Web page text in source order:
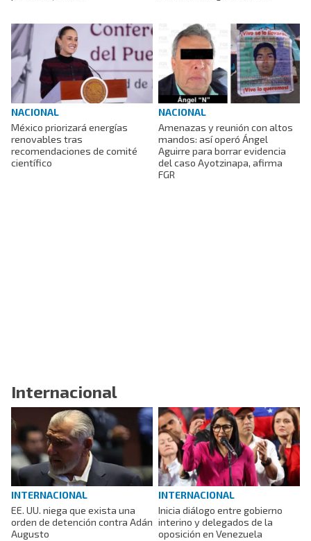
NACIONAL
México priorizará energías
renovables tras
recomendaciones de comité
científico
NACIONAL
Amenazas y reunión con altos
mandos: así operó Ángel
Aguirre para borrar evidencia
del caso Ayotzinapa, afirma
FGR
Internacional
INTERNACIONAL
EE. UU. niega que exista una
orden de detención contra Adán
Augusto
INTERNACIONAL
Inicia diálogo entre gobierno
interino y delegados de la
oposición en Venezuela